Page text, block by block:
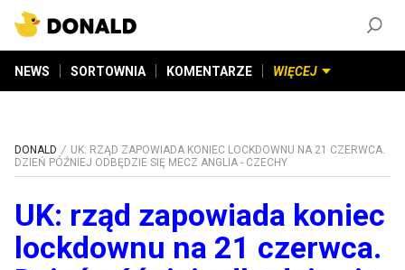
NEWS SORTOWNIA KOMENTARZE WIĘCEJ
DONALD
UK: RZĄD ZAPOWIADA KONIEC LOCKDOWNU NA 21 CZERWCA.
DZIEŃ PÓŹNIEJ ODBĘDZIE SIĘ MECZ ANGLIA - CZECHY
UK: rząd zapowiada koniec
lockdownu na 21 czerwca.